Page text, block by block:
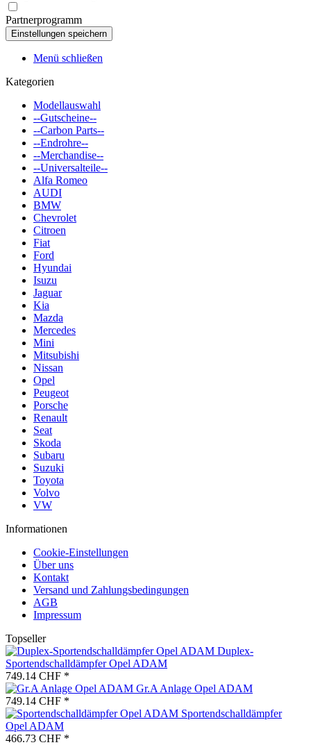
Partnerprogramm
Menü schließen
Kategorien
Modellauswahl
--Gutscheine--
--Carbon Parts--
--Endrohre--
--Merchandise--
--Universalteile--
Alfa Romeo
AUDI
BMW
Chevrolet
Citroen
Fiat
Ford
Hyundai
Isuzu
Jaguar
Kia
Mazda
Mercedes
Mini
Mitsubishi
Nissan
Opel
Peugeot
Porsche
Renault
Seat
Skoda
Subaru
Suzuki
Toyota
Volvo
VW
Informationen
Cookie-Einstellungen
Über uns
Kontakt
Versand und Zahlungsbedingungen
AGB
Impressum
Topseller
Duplex-
Sportendschalldämpfer Opel ADAM
749.14 CHF *
Gr.A Anlage Opel ADAM
749.14 CHF *
Sportendschalldämpfer
Opel ADAM
466.73 CHF *